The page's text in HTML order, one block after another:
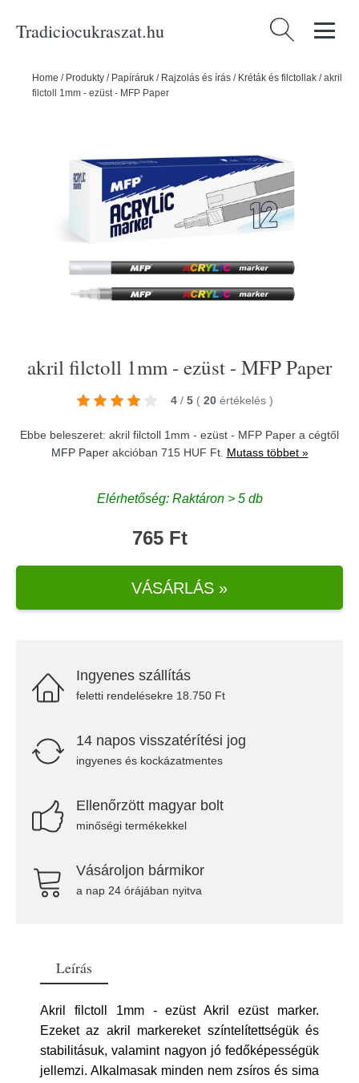
Tradiciocukraszat.hu Keresés:
Home / Produkty / Papíráruk / Rajzolás és írás / Kréták és filctollak /akril
filctoll 1mm - ezüst - MFP Paper
akril filctoll 1mm - ezüst - MFP Paper
4 / 5 ( 20 értékelés )
Ebbe beleszeret: akril filctoll 1mm - ezüst - MFP Paper a cégtől
MFP Paperakcióban 715 HUF Ft. Mutass többet »
Elérhetőség: Raktáron > 5 db
765 Ft
VÁSÁRLÁS »
Ingyenes szállítás
feletti rendelésekre 18.750 Ft
14 napos visszatérítési jog
ingyenes és kockázatmentes
Ellenőrzött magyar bolt
minőségi termékekkel
Vásároljon bármikor
a nap 24 órájában nyitva
Leírás
Akril filctoll 1mm - ezüst Akril ezüst marker.
Ezeket az akril markereket színtelítettségük és
stabilitásuk, valamint nagyon jó fedőképességük
jellemzi. Alkalmasak minden nem zsíros és sima